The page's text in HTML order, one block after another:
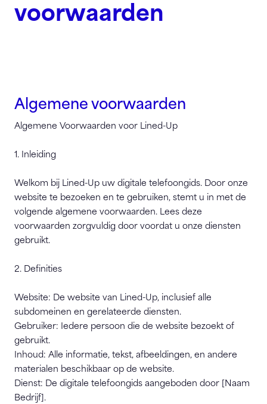
voorwaarden
Algemene voorwaarden
Algemene Voorwaarden voor Lined-Up
1. Inleiding
Welkom bij Lined-Up uw digitale telefoongids. Door onze
website te bezoeken en te gebruiken, stemt u in met de
volgende algemene voorwaarden. Lees deze
voorwaarden zorgvuldig door voordat u onze diensten
gebruikt.
2. Definities
Website: De website van Lined-Up, inclusief alle
subdomeinen en gerelateerde diensten.
Gebruiker: Iedere persoon die de website bezoekt of
gebruikt.
Inhoud: Alle informatie, tekst, afbeeldingen, en andere
materialen beschikbaar op de website.
Dienst: De digitale telefoongids aangeboden door [Naam
Bedrijf].